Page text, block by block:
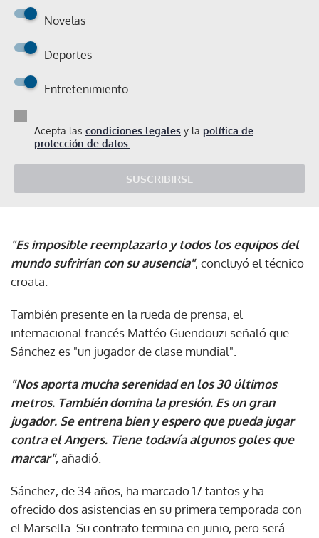
Novelas
Deportes
Entretenimiento
Acepta las condiciones legales y la política de
protección de datos.
SUSCRIBIRSE
"Es imposible reemplazarlo y todos los equipos del
mundo sufrirían con su ausencia", concluyó el técnico
croata.
También presente en la rueda de prensa, el
internacional francés Mattéo Guendouzi señaló que
Sánchez es "un jugador de clase mundial".
"Nos aporta mucha serenidad en los 30 últimos
metros. También domina la presión. Es un gran
jugador. Se entrena bien y espero que pueda jugar
contra el Angers. Tiene todavía algunos goles que
marcar", añadió.
Sánchez, de 34 años, ha marcado 17 tantos y ha
ofrecido dos asistencias en su primera temporada con
el Marsella. Su contrato termina en junio, pero será